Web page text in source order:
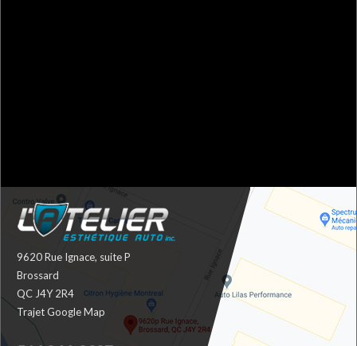
9620 Rue Ignace, suite P
Brossard
QC J4Y 2R4
Trajet Google Map